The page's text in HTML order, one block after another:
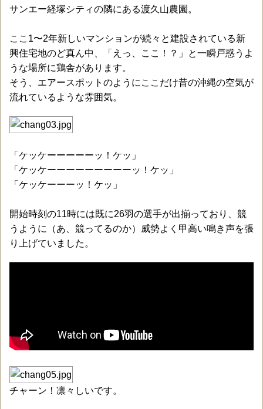
サンエー経塚シティの隣にある渡久山農園。
ここ1〜2年新しいマンションが続々と建設されている新
興住宅地のど真ん中、「えっ、ここ！？」と一瞬戸惑うよ
うな場所に鶏舎があります。
そう、エアースポットのようにここだけ昔の沖縄の空気が
流れているような雰囲気。
「ケッケーーーーーッ！ケッ」
「ケッケーーーーーーーーーッ！ケッ」
「ケッケーーーッ！ケッ」
開始時刻の11時には既に26羽の選手が出揃っており、競
うように（あ、競ってるのか）威勢よく甲高い鳴き声を張
り上げていました。
チャーン！凛々しいです。